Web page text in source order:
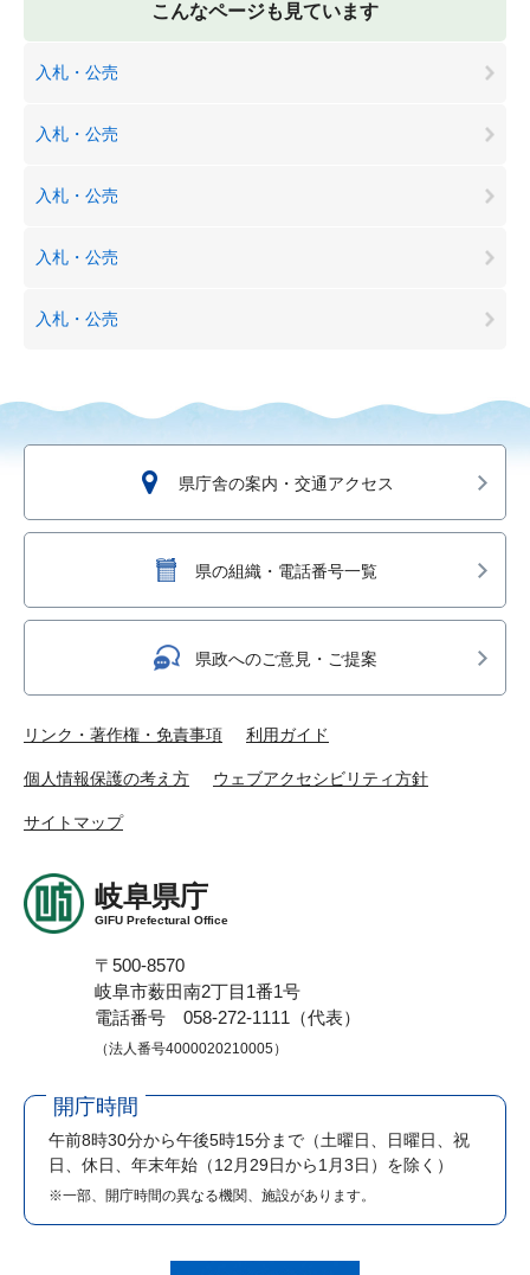
こんなページも見ています
入札・公売
入札・公売
入札・公売
入札・公売
入札・公売
県庁舎の案内・交通アクセス
県の組織・電話番号一覧
県政へのご意見・ご提案
リンク・著作権・免責事項 利用ガイド
個人情報保護の考え方 ウェブアクセシビリティ方針
サイトマップ
岐阜県庁
GIFU Prefectural Office
〒500-8570
岐阜市薮田南2丁目1番1号
電話番号 058-272-1111（代表）
（法人番号4000020210005）
開庁時間
午前8時30分から午後5時15分まで （土曜日、日曜日、祝
日、休日、年末年始（12月29日から1月3日）を除く）
※一部、開庁時間の異なる機関、施設があります。